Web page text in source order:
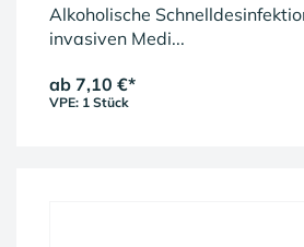
Alkoholische
invasiven Medi...
ab 7,10 €*
VPE: 1 Stück